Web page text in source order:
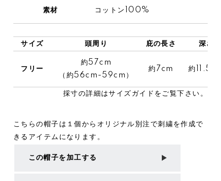
素材 コットン100%
サイズ 頭周り 庇の長さ 深さ
フリー
約57cm
（約56cm-59cm）
約7cm 約
採寸の詳細はサイズガイド をご覧下さい。
こちらの帽子は１個からオリジナル別注で刺繍を作成で
きるアイテムになります。
この帽子を加工する